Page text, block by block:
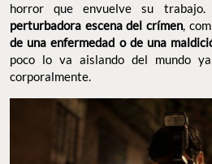
horror que envuelve su
perturbadora escena del crímen,
de una enfermedad o de una
poco lo va aislando del mundo
corporalmente.